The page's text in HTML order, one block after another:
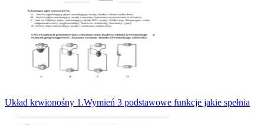
Układ krwionośny 1.Wymień 3 podstawowe funkcje jakie spełnia